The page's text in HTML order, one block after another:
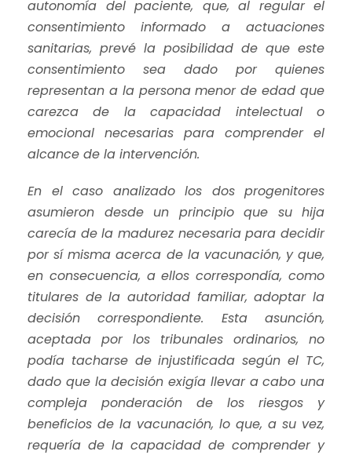
autonomía del paciente, que, al regular el
consentimiento informado a actuaciones
sanitarias, prevé la posibilidad de que este
consentimiento sea dado por quienes
representan a la persona menor de edad que
carezca de la capacidad intelectual o
emocional necesarias para comprender el
alcance de la intervención.
En el caso analizado los dos progenitores
asumieron desde un principio que su hija
carecía de la madurez necesaria para decidir
por sí misma acerca de la vacunación, y que,
en consecuencia, a ellos correspondía, como
titulares de la autoridad familiar, adoptar la
decisión correspondiente. Esta asunción,
aceptada por los tribunales ordinarios, no
podía tacharse de injustificada según el TC,
dado que la decisión exigía llevar a cabo una
compleja ponderación de los riesgos y
beneficios de la vacunación, lo que, a su vez,
requería de la capacidad de comprender y